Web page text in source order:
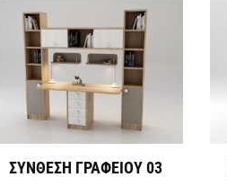
ΣΥΝΘΕΣΗ ΓΡΑΦΕΙΟΥ 03